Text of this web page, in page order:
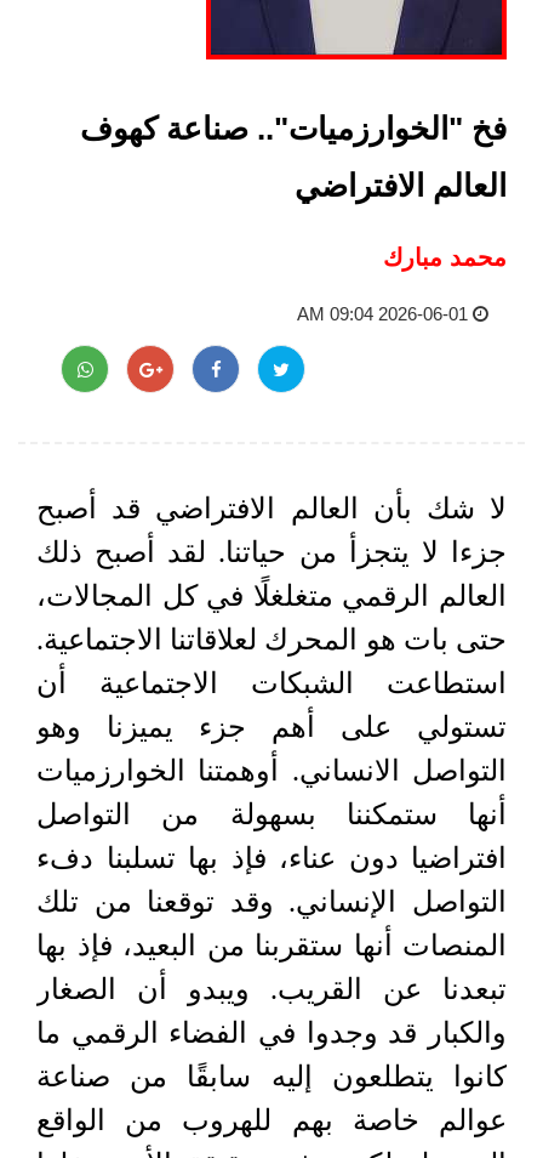
فخ "الخوارزميات".. صناعة كهوف
العالم الافتراضي
محمد مبارك
2026-06-01 09:04 AM
لا شك بأن العالم الافتراضي قد أصبح
جزءا لا يتجزأ من حياتنا. لقد أصبح ذلك
العالم الرقمي متغلغلًا في كل المجالات،
حتى بات هو المحرك لعلاقاتنا الاجتماعية.
استطاعت الشبكات الاجتماعية أن
تستولي على أهم جزء يميزنا وهو
التواصل الانساني. أوهمتنا الخوارزميات
أنها ستمكننا بسهولة من التواصل
افتراضيا دون عناء، فإذ بها تسلبنا دفء
التواصل الإنساني. وقد توقعنا من تلك
المنصات أنها ستقربنا من البعيد، فإذ بها
تبعدنا عن القريب. ويبدو أن الصغار
والكبار قد وجدوا في الفضاء الرقمي ما
كانوا يتطلعون إليه سابقًا من صناعة
عوالم خاصة بهم للهروب من الواقع